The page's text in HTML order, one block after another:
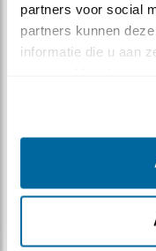
partners voor social
partners kunnen
informatie die u aan
Even
Geert | Geplaatst op